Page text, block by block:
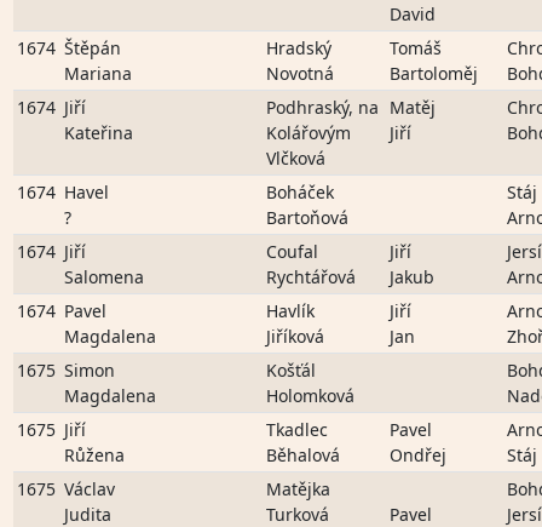
David
1674 Štěpán
Mariana
Hradský
Novotná
Tomáš
Bartoloměj
1674 Jiří
Kateřina
Podhraský, na
Kolářovým
Vlčková
Matěj
Jiří
1674 Havel
?
Boháček
Bartoňová
Stáj
1674 Jiří
Salomena
Coufal
Rychtářová
Jiří
Jakub
1674 Pavel
Magdalena
Havlík
Jiříková
Jiří
Jan
1675 Simon
Magdalena
Košťál
Holomková
1675 Jiří
Růžena
Tkadlec
Běhalová
Pavel
Ondřej
Stáj
1675 Václav
Judita
Matějka
Turková
Pavel